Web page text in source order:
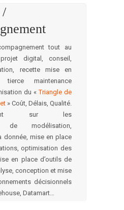
/
tout au
digital, conseil,
recette mise en
maintenance
du «Triangle de
» Coût, Délais, Qualité.
sur les
de modélisation,
donnée, mise en place
optimisation des
en place d’outils de
conception et mise
décisionnels
Datamart…